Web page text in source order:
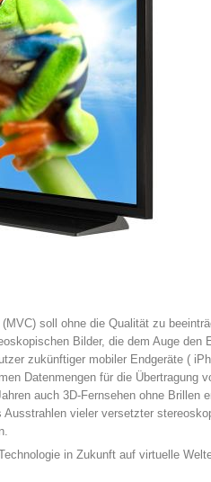
soll ohne die Qualität zu
Bilder, die dem Auge
zukünftiger mobiler Endgeräte (
Datenmengen für die Übertragung
auch 3D-Fernsehen ohne
Ausstrahlen vieler versetzter
in Zukunft auf virtuelle